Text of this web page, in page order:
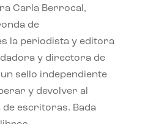
Carla Berrocal,
de
la periodista y editora
y directora de
sello independiente
y devolver al
escritoras. Bada